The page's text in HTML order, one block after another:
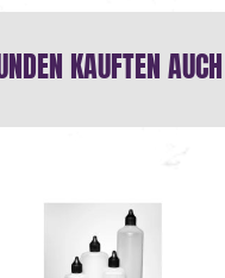
KAUFTEN AUCH